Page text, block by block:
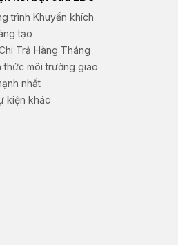
trình Khuyến khích
tạo
Trả Hàng Tháng
thức môi trường giao
nhất
kiện khác